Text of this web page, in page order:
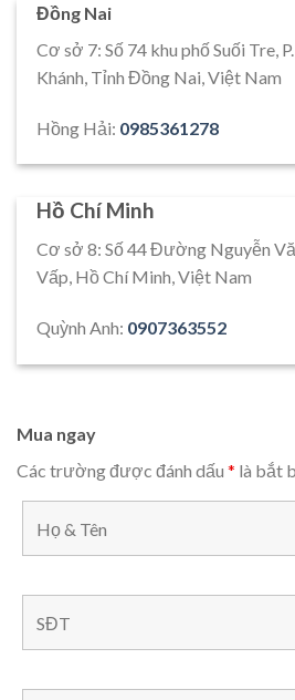
Đồng Nai
Cơ sở 7: Số 74 khu phố Suối Tre,
Khánh, Tỉnh Đồng Nai, Việt Nam
Hồng Hải: 0985361278
Hồ Chí Minh
Cơ sở 8: Số 44 Đường Nguyễn
Vấp, Hồ Chí Minh, Việt Nam
Quỳnh Anh: 0907363552
Mua ngay
Các trường được đánh dấu * là bắt